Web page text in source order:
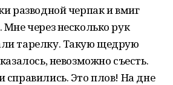
разводной черпак и вмиг
через несколько рук
тарелку. Такую щедрую
невозможно съесть.
справились. Это плов! На дне